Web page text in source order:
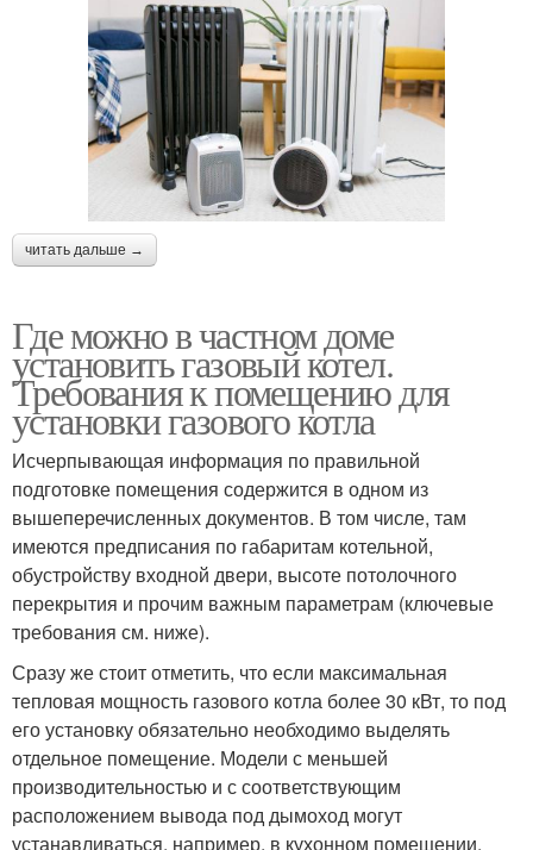
читать дальше →
Где можно в частном доме
установить газовый котел.
Требования к помещению для
установки газового котла
Исчерпывающая информация по правильной
подготовке помещения содержится в одном из
вышеперечисленных документов. В том числе, там
имеются предписания по габаритам котельной,
обустройству входной двери, высоте потолочного
перекрытия и прочим важным параметрам (ключевые
требования см. ниже).
Сразу же стоит отметить, что если максимальная
тепловая мощность газового котла более 30 кВт, то под
его установку обязательно необходимо выделять
отдельное помещение. Модели с меньшей
производительностью и с соответствующим
расположением вывода под дымоход могут
устанавливаться, например, в кухонном помещении.